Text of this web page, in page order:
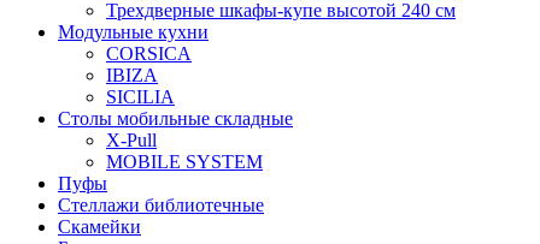
Трехдверные шкафы-купе высотой 240 см
Модульные кухни
CORSICA
IBIZA
SICILIA
Столы мобильные складные
X-Pull
MOBILE SYSTEM
Пуфы
Стеллажи библиотечные
Скамейки